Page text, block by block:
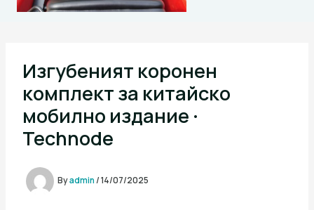
Изгубеният коронен
комплект за китайско
мобилно издание ·
Technode
Byadmin/14/07/2025